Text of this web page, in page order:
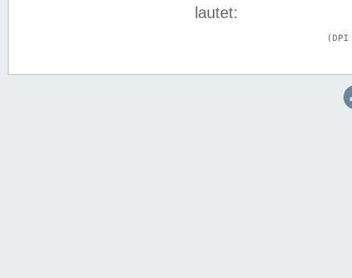
lautet: